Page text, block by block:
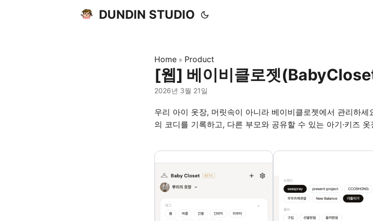
DUNDIN STUDIO
Home » Product
[웹] 베이비클로젯
2026년 3월 21일
우리 아이 옷장, 머릿속이 아니라 베이비클로젯에서 관리하
의 코디를 기록하고, 다른 부모와 공유할 수 있는 아기·키즈